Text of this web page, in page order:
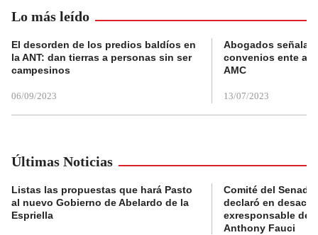
Lo más leído
El desorden de los predios baldíos en
la ANT: dan tierras a personas sin ser
campesinos
06/09/2023
Abogados
convenios ente
AMC
13/07/2023
Últimas Noticias
Listas las propuestas que hará Pasto
al nuevo Gobierno de Abelardo de la
Espriella
Comité del Senado
declaró en
exresponsable de
Anthony Fauci